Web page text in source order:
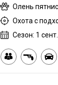
Олень
Охота с
Сезон: 1